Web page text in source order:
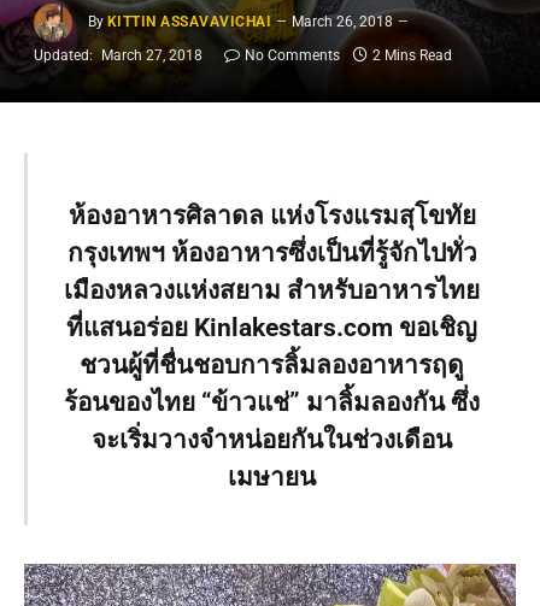
By KITTIN ASSAVAVICHAI
March 26, 2018
Updated:
March 27, 2018 No Comments 2 Mins Read
ห้องอาหารศิลาดล แห่งโรงแรมสุโขทัย
กรุงเทพฯ ห้องอาหารซึ่งเป็นที่รู้จักไปทั่ว
เมืองหลวงแห่งสยาม สำหรับอาหารไทย
ที่แสนอร่อย Kinlakestars.com ขอเชิญ
ชวนผู้ที่ชื่นชอบการลิ้มลองอาหารฤดู
ร้อนของไทย “ข้าวแช่” มาลิ้มลองกัน ซึ่ง
จะเริ่มวางจำหน่อยกันในช่วงเดือน
เมษายน